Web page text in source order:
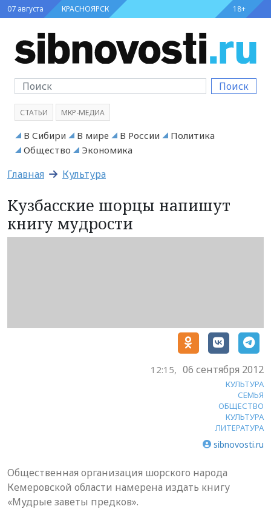
07 августа КРАСНОЯРСК 18+
Поиск
СТАТЬИ МКР-МЕДИА
В Сибири В мире В России
Политика
Общество
Экономика
Главная Культура
Кузбасские шорцы напишут
книгу мудрости
12:15, 06 сентября 2012
КУЛЬТУРА
СЕМЬЯ
ОБЩЕСТВО
КУЛЬТУРА
ЛИТЕРАТУРА
sibnovosti.ru
Общественная организация шорского народа
Кемеровской области намерена издать книгу
«Мудрые заветы предков».